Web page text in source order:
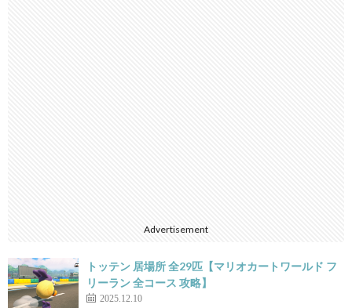
Advertisement
トッテン 居場所 全29匹【マリオカートワールド フ
リーラン 全コース 攻略】
2025.12.10